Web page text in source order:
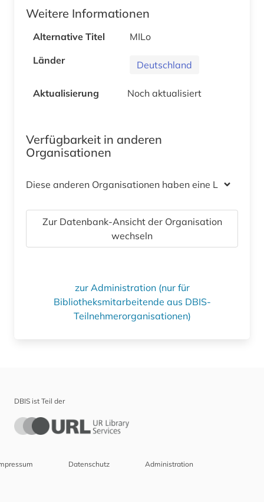
Weitere Informationen
Alternative Titel
MILo
Länder
Deutschland
Aktualisierung Noch aktualisiert
Verfügbarkeit in anderen
Organisationen
Diese anderen Organisationen haben eine Lizenz
Zur Datenbank-Ansicht der Organisation
wechseln
zur Administration (nur für
Bibliotheksmitarbeitende aus DBIS-
Teilnehmerorganisationen)
DBIS ist Teil der
Datenschutz Administration